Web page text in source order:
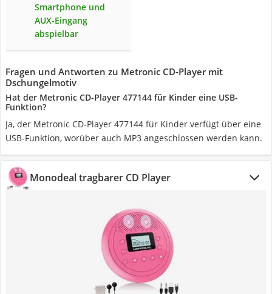
Smartphone und
AUX-Eingang
abspielbar
Fragen und Antworten zu Metronic CD-Player mit
Dschungelmotiv
Hat der Metronic CD-Player 477144 für Kinder eine USB-
Funktion?
Ja, der Metronic CD-Player 477144 für Kinder verfügt über eine
USB-Funktion, worüber auch MP3 angeschlossen werden kann.
Monodeal tragbarer CD Player